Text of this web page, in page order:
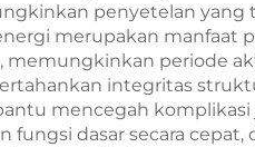
penyetelan
merupakan
periode
integritas
mencegah
dasar secara